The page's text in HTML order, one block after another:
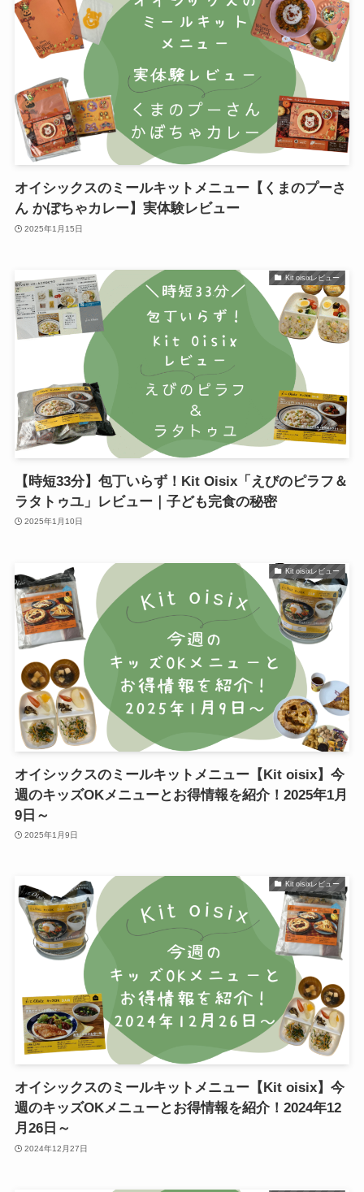
オイシックスのミールキットメニュー【くまのプーさ
ん かぼちゃカレー】実体験レビュー
2025年1月15日
Kit oisixレビュー
【時短33分】包丁いらず！Kit Oisix「えびのピラフ＆
ラタトゥユ」レビュー｜子ども完食の秘密
2025年1月10日
Kit oisixレビュー
オイシックスのミールキットメニュー【Kit oisix】今
週のキッズOKメニューとお得情報を紹介！2025年1月
9日～
2025年1月9日
Kit oisixレビュー
オイシックスのミールキットメニュー【Kit oisix】今
週のキッズOKメニューとお得情報を紹介！2024年12
月26日～
2024年12月27日